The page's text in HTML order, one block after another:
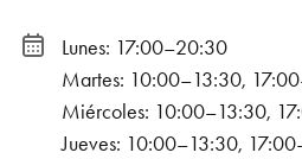
Lunes: 17:00–20:30
Martes: 10:00–13:30,
Miércoles: 10:00–13:30,
Jueves: 10:00–13:30,